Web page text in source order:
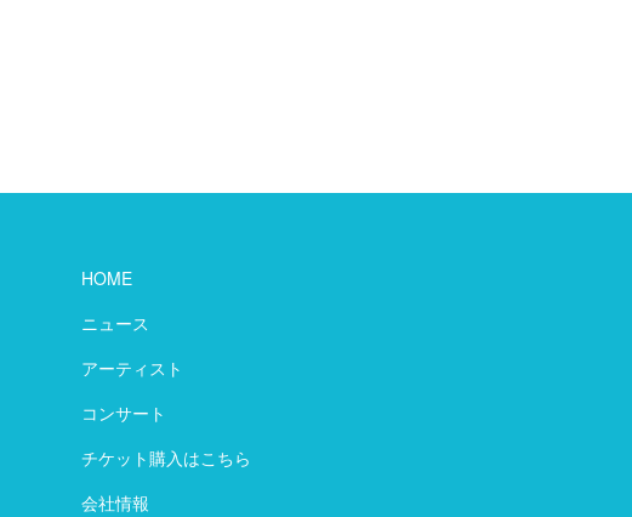
HOME
ニュース
アーティスト
コンサート
チケット購入はこちら
会社情報